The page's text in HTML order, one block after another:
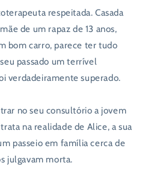
respeitada. Casada
de um rapaz de 13 anos,
bom carro, parece ter tudo
passado um terrível
verdadeiramente superado.
no seu consultório a jovem
na realidade de Alice, a sua
passeio em família cerca de
julgavam morta.